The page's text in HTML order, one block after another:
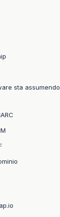
sta assumendo